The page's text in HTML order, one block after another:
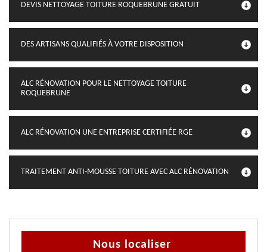
DEVIS NETTOYAGE TOITURE ROQUEBRUNE GRATUIT
DES ARTISANS QUALIFIÉS À VOTRE DISPOSITION
ALC RÉNOVATION POUR LE NETTOYAGE TOITURE
ROQUEBRUNE
ALC RÉNOVATION UNE ENTREPRISE CERTIFIÉE RGE
TRAITEMENT ANTI-MOUSSE TOITURE AVEC ALC RÉNOVATION
Nous localiser